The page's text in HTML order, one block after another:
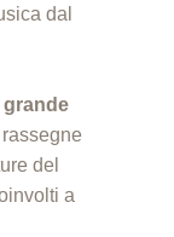
dal
grande
del
a